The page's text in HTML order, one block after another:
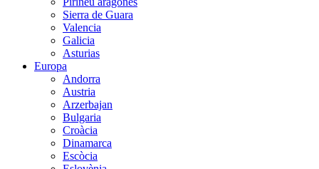
Sierra de Guara
Valencia
Galicia
Asturias
Europa
Andorra
Austria
Arzerbajan
Bulgaria
Croàcia
Dinamarca
Escòcia